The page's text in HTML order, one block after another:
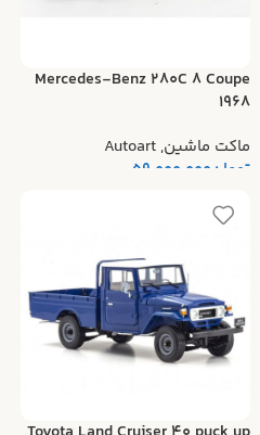
Mercedes-Benz 280C 8 Coupe
1968
ماکت ماشین,
Autoart
تومان 59.000.000